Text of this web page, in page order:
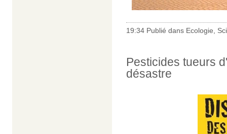
19:34 Publié dans Ecologie
Pesticides tueurs
désastre